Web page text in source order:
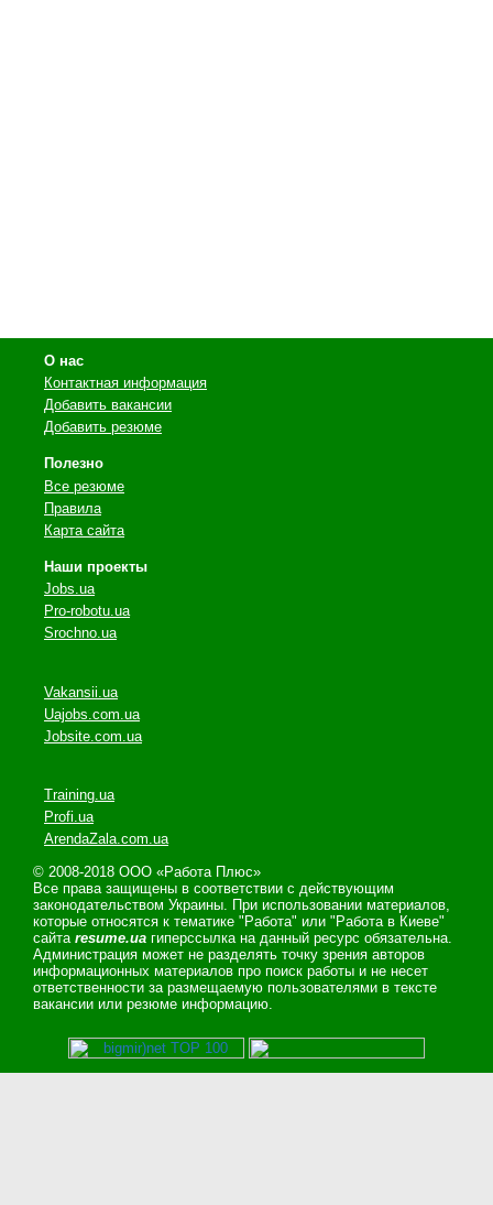
О нас
Контактная информация
Добавить вакансии
Добавить резюме
Полезно
Все резюме
Правила
Карта сайта
Наши проекты
Jobs.ua
Pro-robotu.ua
Srochno.ua
Vakansii.ua
Uajobs.com.ua
Jobsite.com.ua
Training.ua
Profi.ua
ArendaZala.com.ua
© 2008-2018 ООО «Работа Плюс»
Все права защищены в соответствии с действующим
законодательством Украины. При использовании материалов,
которые относятся к тематике "Работа" или "Работа в Киеве"
сайта resume.ua гиперссылка на данный ресурс обязательна.
Администрация может не разделять точку зрения авторов
информационных материалов про поиск работы и не несет
ответственности за размещаемую пользователями в тексте
вакансии или резюме информацию.